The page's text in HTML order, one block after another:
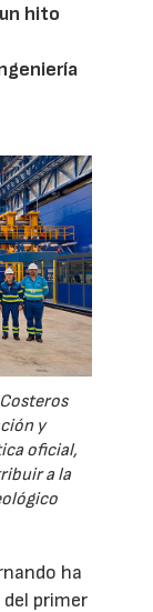
hito
y
oficial,
a la
ha
primer